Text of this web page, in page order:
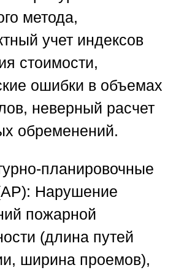
метода,
учет индексов
стоимости,
ошибки в объемах
неверный расчет
обременений.
планировочные
Нарушение
пожарной
(длина путей
ширина проемов),